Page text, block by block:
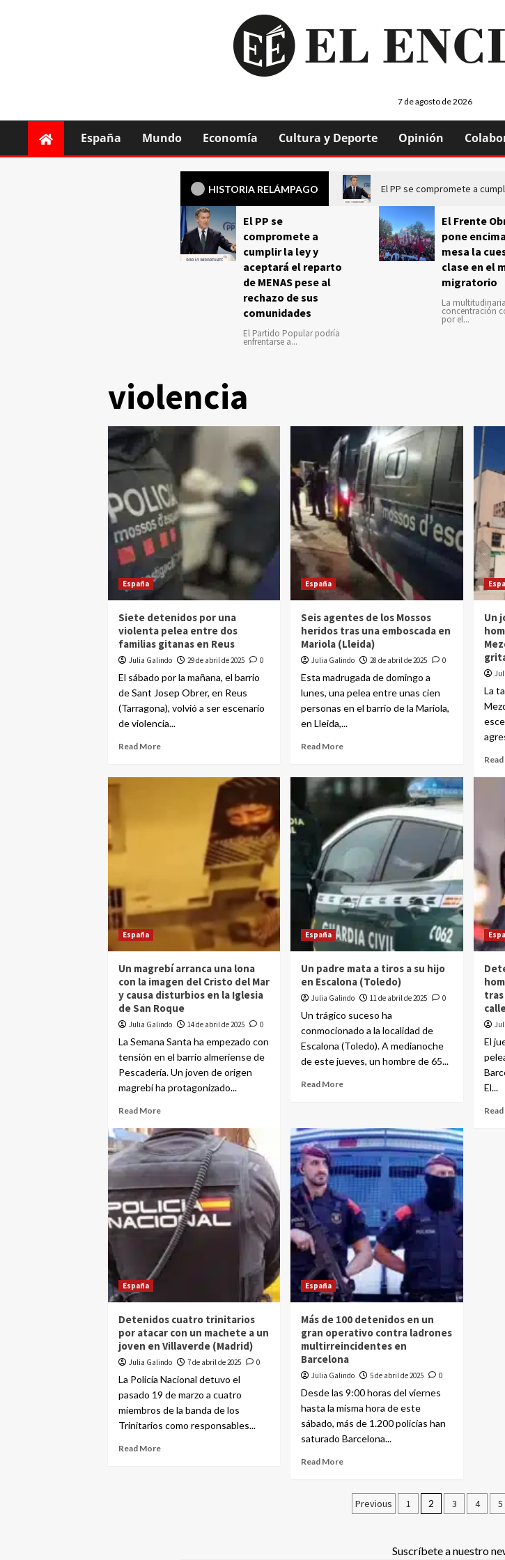
7 de agosto de 2026
España Mundo Economía Cultura y Deporte Opinión
HISTORIA RELÁMPAGO El PP se compromete a
El PP se
compromete a
cumplir la ley y
aceptará el reparto
de MENAS pese al
rechazo de sus
comunidades
El Partido Popular podría
enfrentarse a...
El Frente
pone
mesa la
clase en el
migratorio
La multitudinaria
concentración
por el...
violencia
España
Siete detenidos por una
violenta pelea entre dos
familias gitanas en Reus
Julia Galindo 29 de abril de 2025 0
El sábado por la mañana, el barrio
de Sant Josep Obrer, en Reus
(Tarragona), volvió a ser escenario
de violencia...
Read More
España
Seis agentes de los Mossos
heridos tras una emboscada en
Mariola (Lleida)
Julia Galindo 28 de abril de 2025 0
Esta madrugada de domingo a
lunes, una pelea entre unas cien
personas en el barrio de la Mariola,
en Lleida,...
Read More
Un
La
España
Un magrebí arranca una lona
con la imagen del Cristo del Mar
y causa disturbios en la Iglesia
de San Roque
Julia Galindo 14 de abril de 2025 0
La Semana Santa ha empezado con
tensión en el barrio almeriense de
Pescadería. Un joven de origen
magrebí ha protagonizado...
Read More
España
Un padre mata a tiros a su hijo
en Escalona (Toledo)
Julia Galindo 11 de abril de 2025 0
Un trágico suceso ha
conmocionado a la localidad de
Escalona (Toledo). A medianoche
de este jueves, un hombre de 65...
Read More
El
El...
España
Detenidos cuatro trinitarios
por atacar con un machete a un
joven en Villaverde (Madrid)
Julia Galindo 7 de abril de 2025 0
La Policía Nacional detuvo el
pasado 19 de marzo a cuatro
miembros de la banda de los
Trinitarios como responsables...
Read More
España
Más de 100 detenidos en un
gran operativo contra ladrones
multirreincidentes en
Barcelona
Julia Galindo 5 de abril de 2025 0
Desde las 9:00 horas del viernes
hasta la misma hora de este
sábado, más de 1.200 policías han
saturado Barcelona...
Read More
Previous 1 2 3 4 5
Suscríbete a nuestro